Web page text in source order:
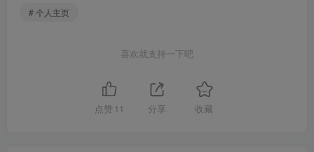
# 个人主页
喜欢就支持一下吧
点赞 11 分享 收藏